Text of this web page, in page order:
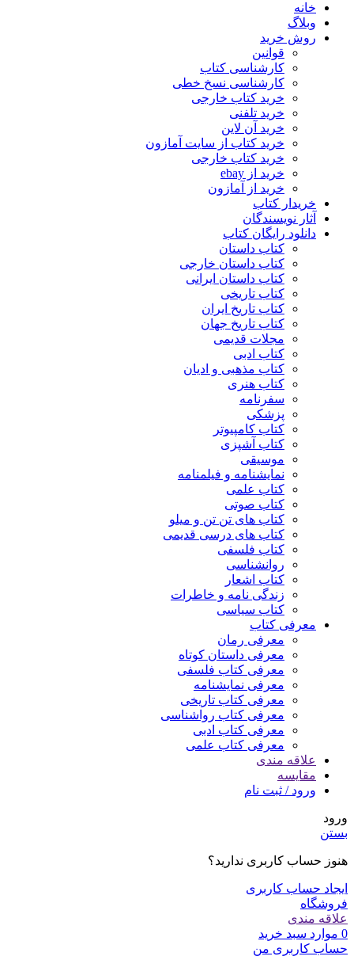
خانه
وبلاگ
روش خرید
قوانین
کارشناسی کتاب
کارشناسی نسخ خطی
خرید کتاب خارجی
خرید تلفنی
خرید آن لاین
خرید کتاب از سایت آمازون
خرید کتاب خارجی
خرید از ebay
خرید از آمازون
خریدار کتاب
آثار نویسندگان
دانلود رایگان کتاب
کتاب داستان
کتاب داستان خارجی
کتاب داستان ایرانی
کتاب تاریخی
کتاب تاریخ ایران
کتاب تاریخ جهان
مجلات قدیمی
کتاب ادبی
کتاب مذهبی و ادیان
کتاب هنری
سفرنامه
پزشکی
کتاب کامپیوتر
کتاب آشپزی
موسیقی
نمایشنامه و فیلمنامه
کتاب علمی
کتاب صوتی
کتاب های تن تن و میلو
کتاب های درسی قدیمی
کتاب فلسفی
روانشناسی
کتاب اشعار
زندگی نامه و خاطرات
کتاب سیاسی
معرفی کتاب
معرفی رمان
معرفی داستان کوتاه
معرفی کتاب فلسفی
معرفی نمایشنامه
معرفی کتاب تاریخی
معرفی کتاب رواشناسی
معرفی کتاب ادبی
معرفی کتاب علمی
علاقه مندی
مقایسه
ورود / ثبت نام
ورود
بستن
هنوز حساب کاربری ندارید؟
ایجاد حساب کاربری
فروشگاه
علاقه مندی
0 موارد سبد خرید
حساب کاربری من